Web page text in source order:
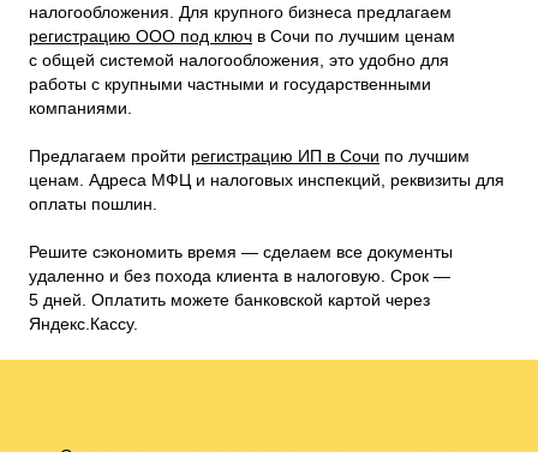
налогообложения. Для крупного бизнеса предлагаем
регистрацию ООО под ключ в Сочи по лучшим ценам
с общей системой налогообложения, это удобно для
работы с крупными частными и государственными
компаниями.
Предлагаем пройти регистрацию ИП в Сочи по лучшим
ценам. Адреса МФЦ и налоговых инспекций, реквизиты для
оплаты пошлин.
Решите сэкономить время — сделаем все документы
удаленно и без похода клиента в налоговую. Срок —
5 дней. Оплатить можете банковской картой через
Яндекс.Кассу.